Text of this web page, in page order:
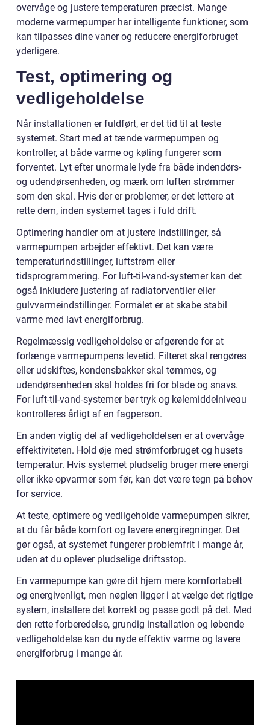
overvåge og justere temperaturen præcist. Mange
moderne varmepumper har intelligente funktioner, som
kan tilpasses dine vaner og reducere energiforbruget
yderligere.
Test, optimering og
vedligeholdelse
Når installationen er fuldført, er det tid til at teste
systemet. Start med at tænde varmepumpen og
kontroller, at både varme og køling fungerer som
forventet. Lyt efter unormale lyde fra både indendørs-
og udendørsenheden, og mærk om luften strømmer
som den skal. Hvis der er problemer, er det lettere at
rette dem, inden systemet tages i fuld drift.
Optimering handler om at justere indstillinger, så
varmepumpen arbejder effektivt. Det kan være
temperaturindstillinger, luftstrøm eller
tidsprogrammering. For luft-til-vand-systemer kan det
også inkludere justering af radiatorventiler eller
gulvvarmeindstillinger. Formålet er at skabe stabil
varme med lavt energiforbrug.
Regelmæssig vedligeholdelse er afgørende for at
forlænge varmepumpens levetid. Filteret skal rengøres
eller udskiftes, kondensbakker skal tømmes, og
udendørsenheden skal holdes fri for blade og snavs.
For luft-til-vand-systemer bør tryk og kølemiddelniveau
kontrolleres årligt af en fagperson.
En anden vigtig del af vedligeholdelsen er at overvåge
effektiviteten. Hold øje med strømforbruget og husets
temperatur. Hvis systemet pludselig bruger mere energi
eller ikke opvarmer som før, kan det være tegn på behov
for service.
At teste, optimere og vedligeholde varmepumpen sikrer,
at du får både komfort og lavere energiregninger. Det
gør også, at systemet fungerer problemfrit i mange år,
uden at du oplever pludselige driftsstop.
En varmepumpe kan gøre dit hjem mere komfortabelt
og energivenligt, men nøglen ligger i at vælge det rigtige
system, installere det korrekt og passe godt på det. Med
den rette forberedelse, grundig installation og løbende
vedligeholdelse kan du nyde effektiv varme og lavere
energiforbrug i mange år.